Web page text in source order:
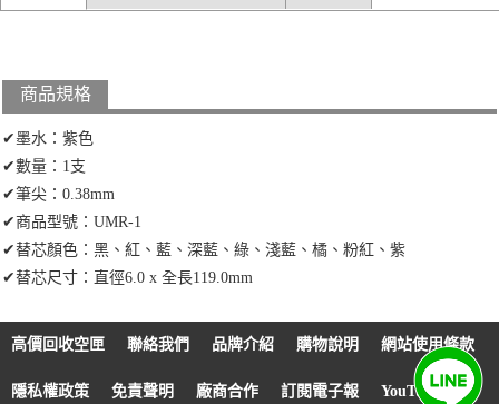
商品規格
✔墨水：紫色
✔數量：1支
✔筆尖：0.38mm
✔商品型號：UMR-1
✔替芯顏色：黑、紅、藍、深藍、綠、淺藍、橘、粉紅、紫
✔替芯尺寸：直徑6.0 x 全長119.0mm
高價回收空匣 聯絡我們 品牌介紹 購物說明 網站使用條款
隱私權政策 免責聲明 廠商合作 訂閱電子報 YouTube